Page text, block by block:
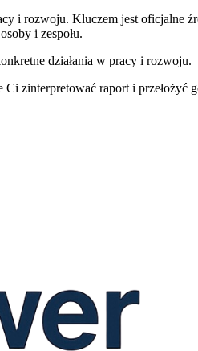
i rozwoju. Kluczem jest oficjalne
i zespołu.
działania w pracy i rozwoju.
zinterpretować raport i przełożyć